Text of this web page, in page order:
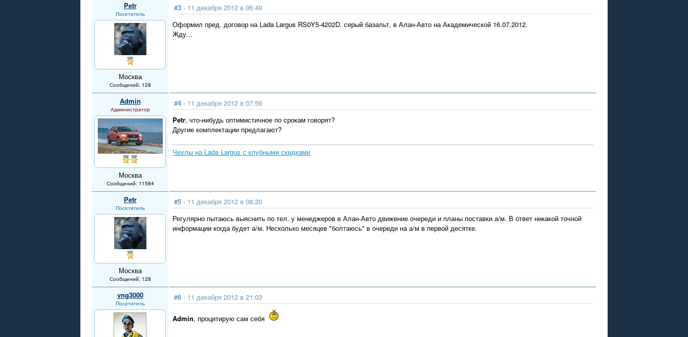
Petr
Посетитель
Москва
Сообщений: 128
#3 - 11 декабря 2012 в 06:49
Оформил пред. договор на Lada Largus RS0Y5-4202D. серый базальт, в Алан-Авто на Академической 16.07.2012.
Жду...
Admin
Администратор
Москва
Сообщений: 11584
#4 - 11 декабря 2012 в 07:56
Petr, что-нибудь оптимистичное по срокам говорят?
Другие комплектации предлагают?
Чехлы на Lada Largus с клубными скидками
Petr
Посетитель
Москва
Сообщений: 128
#5 - 11 декабря 2012 в 08:20
Регулярно пытаюсь выяснить по тел. у менеджеров в Алан-Авто движение очереди и планы поставки а/м. В ответ никакой точной
информации когда будет а/м. Несколько месяцев "болтаюсь" в очереди на а/м в первой десятке.
vng3000
Посетитель
#6 - 11 декабря 2012 в 21:03
Admin, процитирую сам себя